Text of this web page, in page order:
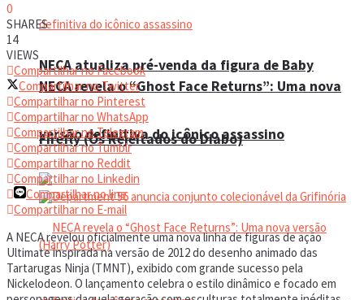
NECA atualiza pré-venda da figura de Baby
Firefly (Os Rejeitados do Diabo)
NECA revela o “Ghost Face Returns”: Uma nova
versão definitiva do icônico assassino
0
SHARES
14
VIEWS
Compartilhar no Facebook
Compartilhar no Twitter
Compartilhar no Pinterest
Compartilhar no WhatsApp
Compartilhar no Telegram
Compartilhar no Tumblr
Compartilhar no Reddit
Compartilhar no Linkedin
Compartilhar no line
Compartilhar no E-mail
A NECA revelou oficialmente uma nova linha de figuras de ação
Ultimate inspirada na versão de 2012 do desenho animado das
Tartarugas Ninja (TMNT), exibido com grande sucesso pela
Nickelodeon. O lançamento celebra o estilo dinâmico e focado em